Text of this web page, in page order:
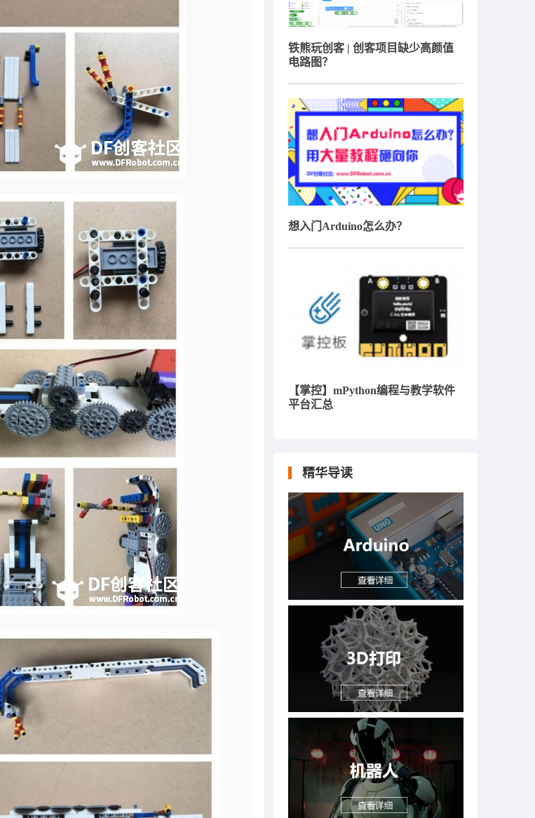
铁熊玩创客 | 创客项目缺少高颜值
电路图？
想入门Arduino怎么办？
【掌控】mPython编程与教学软件
平台汇总
精华导读